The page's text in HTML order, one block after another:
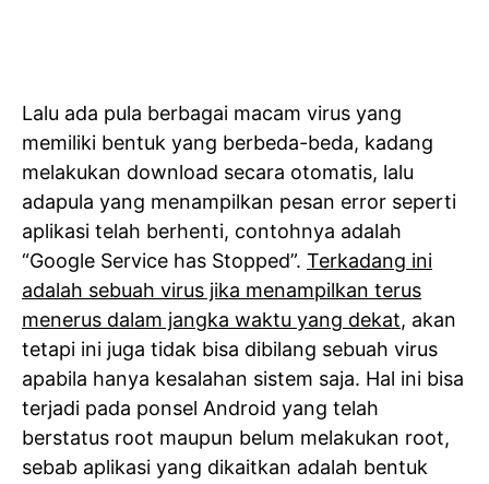
Lalu ada pula berbagai macam virus yang
memiliki bentuk yang berbeda-beda, kadang
melakukan download secara otomatis, lalu
adapula yang menampilkan pesan error seperti
aplikasi telah berhenti, contohnya adalah
“Google Service has Stopped”. Terkadang ini
adalah sebuah virus jika menampilkan terus
menerus dalam jangka waktu yang dekat, akan
tetapi ini juga tidak bisa dibilang sebuah virus
apabila hanya kesalahan sistem saja. Hal ini bisa
terjadi pada ponsel Android yang telah
berstatus root maupun belum melakukan root,
sebab aplikasi yang dikaitkan adalah bentuk